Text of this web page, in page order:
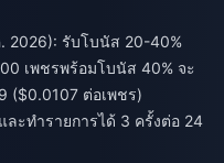
2026): รับโบนัส 20-40%
เพชรพร้อมโบนัส 40% จะ
($0.0107 ต่อเพชร)
ะทำรายการได้ 3 ครั้งต่อ 24